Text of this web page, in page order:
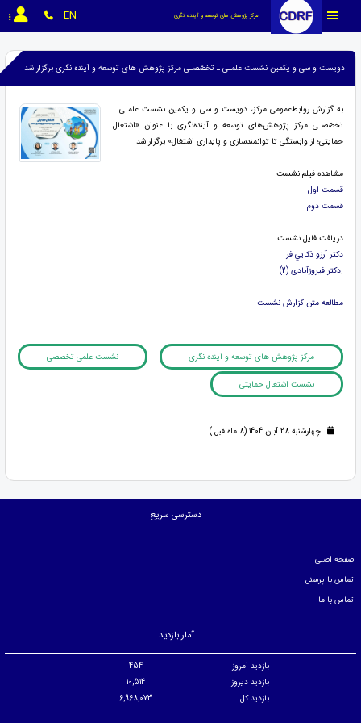
مرکز پژوهش های توسعه و آینده نگری EN
دویست و سی و یکمین نشست علمـی ـ تخصّصـی مرکز پژوهش های توسعه و آینده نگری برگزار شد
به گزارش روابط‌عمومی مرکز، دویست و سی و یکمین نشست علمـی ـ
تخصّصـی مرکز پژوهش‌های توسعه و آینده‌نگری با عنوان «اشتغال
حمایتی؛ از وابستگی تا توانمندسازی و پایداری اشتغال» برگزار شد.
مشاهده فیلم نشست
قسمت اول
قسمت دوم
دریافت فایل نشست
دکتر آرزو ذکايي فر
.دکتر فيروزآبادی (2)
مطالعه متن گزارش نشست
مرکز پژوهش های توسعه و آینده نگری نشست علمی تخصصی
نشست اشتغال حمایتی
چهارشنبه 28 آبان 1404 (8 ماه قبل )
دسترسی سریع
صفحه اصلی
تماس با پرسنل
تماس با ما
آمار بازدید
بازدید امروز
454
بازدید دیروز
10,514
بازدید کل
6,968,073